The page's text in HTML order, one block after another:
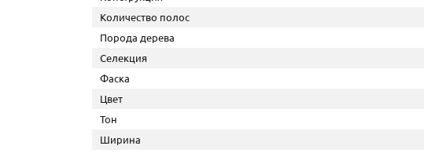
Количество полос
Порода дерева
Селекция
Фаска
Цвет
Тон
Ширина